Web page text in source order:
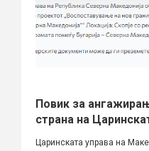
Повик за
страна на
Царинската управа на